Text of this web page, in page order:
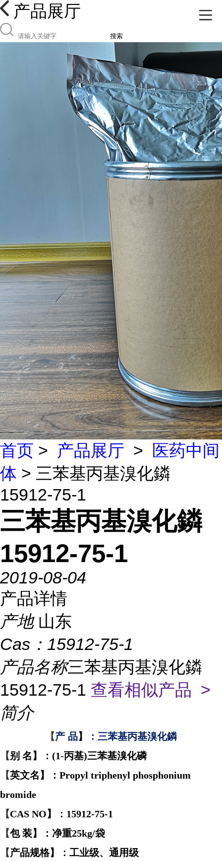
产品展厅
搜索
首页 > 产品展厅 >
医药中间
体 > 三苯基丙基溴化鏻
15912-75-1
三苯基丙基溴化鏻
15912-75-1
2019-08-04
产品详情
产地 山东
Cas： 15912-75-1
产品名称三苯基丙基溴化鏻
15912-75-1 查看相似产品 >
简介
【产 品】
：三苯基丙基溴化鏻
【别 名 】
：(1-丙基)三苯基溴化磷
【英文名 】
：Propyl triphenyl phosphonium
bromide
【CAS NO】 ： 15912-75-1
【包 装】
：净重25kg/袋
【产品规格】
：工业级、通用级